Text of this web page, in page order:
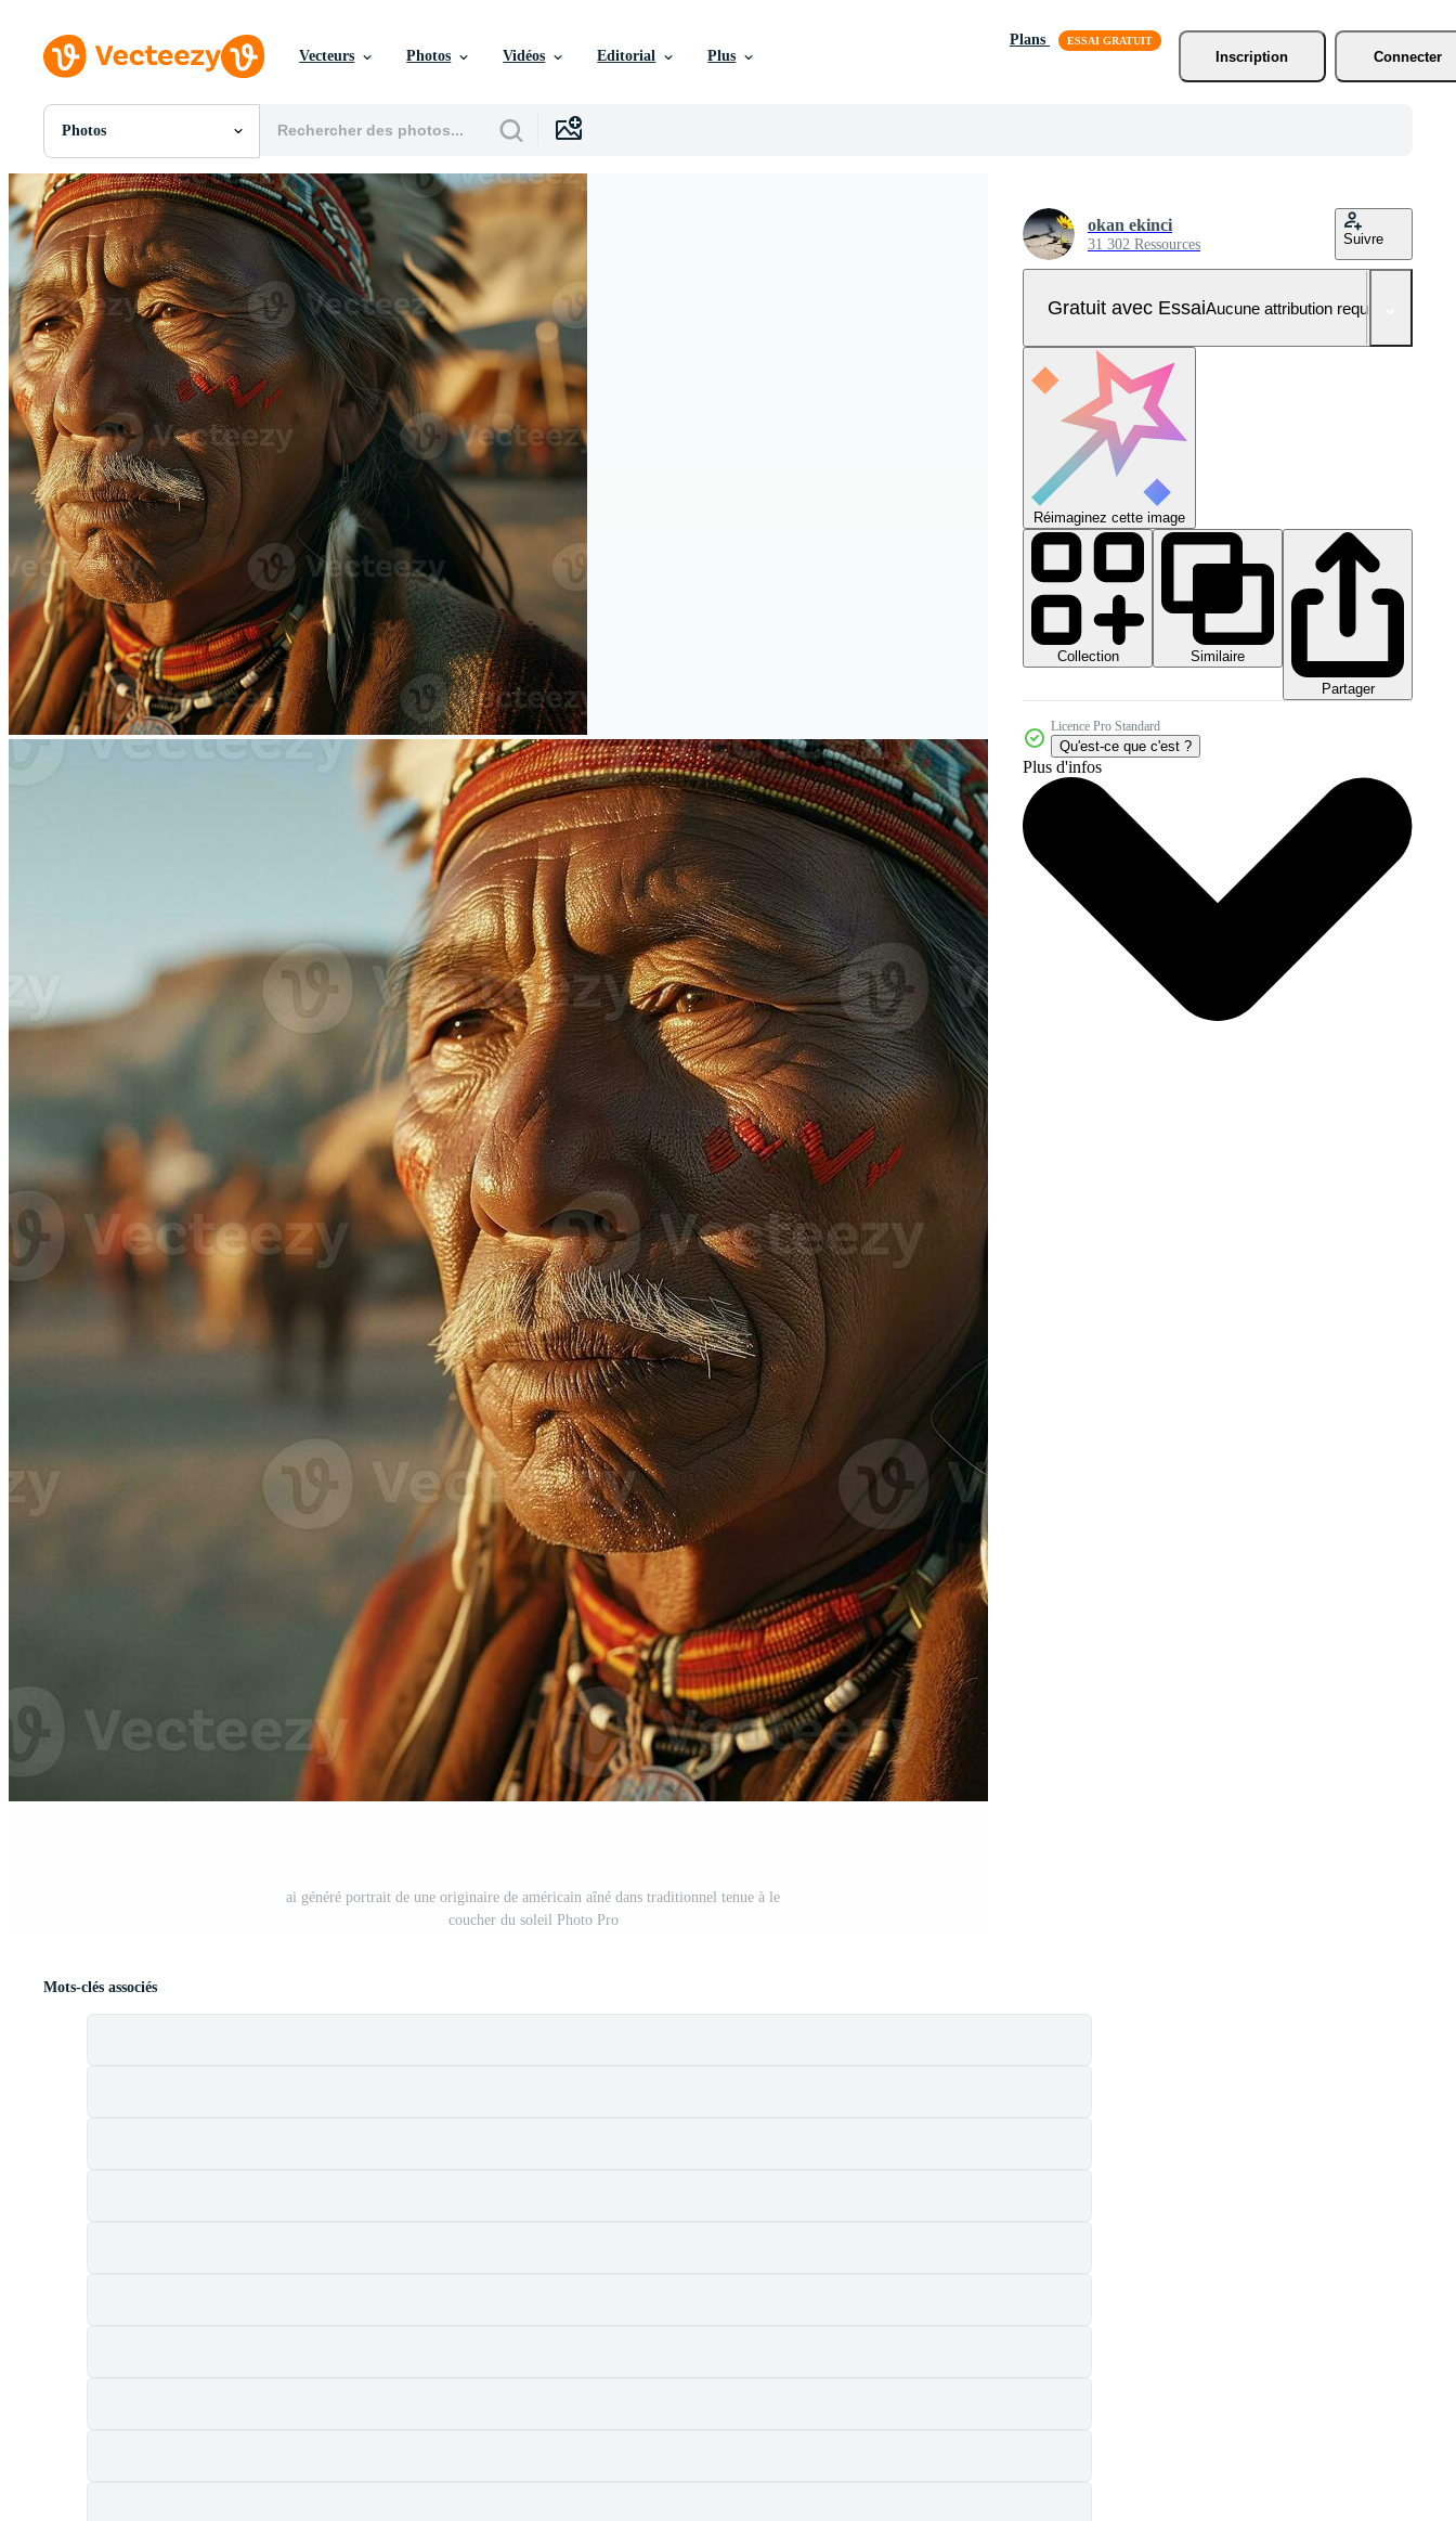
Vecteurs Photos Vidéos Editorial Plus
Plans
Inscription
Connecter
Photos
Toutes Images
Photos
PNGs
PSDs
SVGs
Modèles
Vecteurs
Vidéos
Motion graphics
Images Éditoriales
Événements Éditoriaux
ai généré portrait de une originaire de américain aîné dans traditionnel tenue à le
coucher du soleil Photo Pro
okan ekinci
31 302 Ressources Suivre
Gratuit avec EssaiAucune attribution requise
Réimaginez cette image
Collection
Similaire
Partager
Licence Pro Standard
Qu'est-ce que c'est ?
Plus d'infos
Mots-clés associés